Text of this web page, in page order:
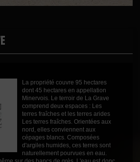
Fruité
Blanc
2024
75cl
Vins Internet
Vins Internet
La propriété couvre 95 hectares
dont 45 hectares en appellation
Minervois. Le terroir de La Grave
comprend deux espaces : Les
terres fraîches et les terres arides
Les terres fraîches. Orientées aux
nord, elles conviennent aux
cépages blancs. Composées
d'argiles humides, ces terres sont
naturellement pourvues en eau.